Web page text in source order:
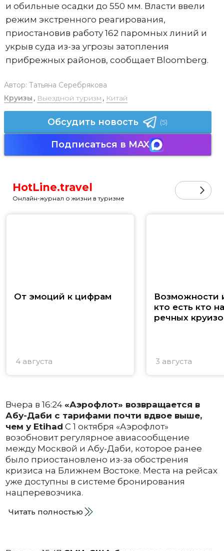
и обильные осадки до 550 мм. Власти ввели
режим экстренного реагирования,
приостановив работу 162 паромных линий и
укрыв суда из-за угрозы затопления
прибрежных районов, сообщает Bloomberg.
Автор: Татьяна Серебрякова
Круизы , Выездной туризм , Китай
Обсудить новость (5)
Подписаться в MAX
HotLine.travel
Онлайн-журнал о жизни в туризме
От эмоций к цифрам
4 августа
Возможности
кто есть кто
речных
3 августа
Вчера в 16:24 «Аэрофлот» возвращается в
Абу-Даби с тарифами почти вдвое выше,
чем у Etihad С 1 октября «Аэрофлот»
возобновит регулярное авиасообщение
между Москвой и Абу-Даби, которое ранее
было приостановлено из-за обострения
кризиса на Ближнем Востоке. Места на рейсах
уже доступны в системе бронирования
нацперевозчика.
Читать полностью